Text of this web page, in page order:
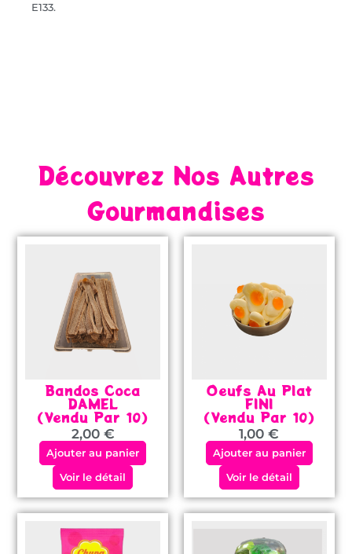
E133.
Découvrez Nos Autres
Gourmandises
Bandos Coca
DAMEL
(vendu Par 10)
2,00 €
Ajouter au panier
Voir le détail
Oeufs Au Plat
FINI
(vendu Par 10)
1,00€
Ajouter au panier
Voir le détail